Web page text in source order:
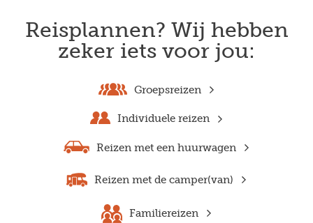
Reisplannen? Wij hebben
zeker iets voor jou:
Groepsreizen
Individuele reizen
Reizen met een huurwagen
Reizen met de camper(van)
Familiereizen